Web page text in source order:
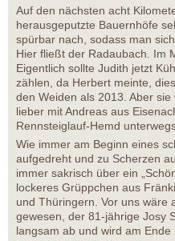
Auf den nächsten acht
herausgeputzte Bauernhöfe
spürbar nach, sodass man
Hier fließt der Radaubach. Im
Eigentlich sollte Judith jetzt
zählen, da Herbert meinte,
den Weiden als 2013. Aber
lieber mit Andreas aus
Rennsteiglauf-Hemd
Wie immer am Beginn eines
aufgedreht und zu Scherzen
immer sakrisch über ein
lockeres Grüppchen aus
und Thüringern. Vor uns wäre
gewesen, der 81-jährige Josy
langsam ab und wird am